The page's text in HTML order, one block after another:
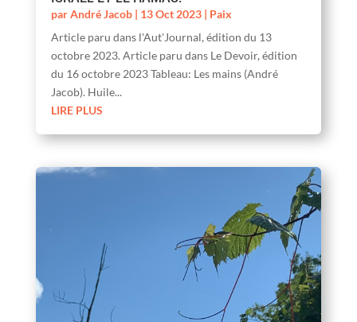
parAndré Jacob| 13 Oct 2023| Paix
Article paru dans l'Aut'Journal, édition du 13
octobre 2023. Article paru dans Le Devoir, édition
du 16 octobre 2023 Tableau: Les mains (André
Jacob). Huile...
LIRE PLUS